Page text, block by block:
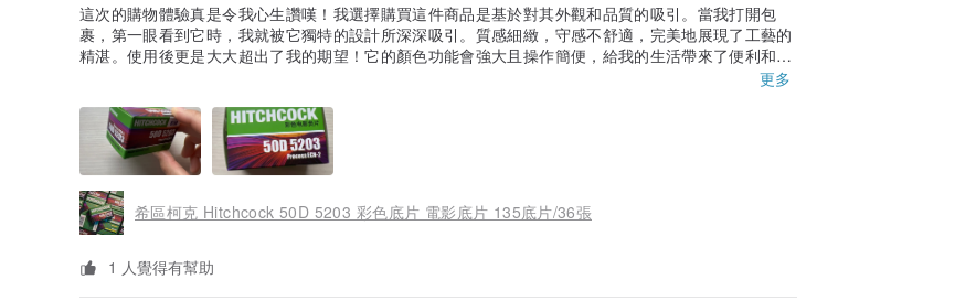
這次的購物體驗真是令我心生讚嘆！我選擇購買這件商品是基於對其外觀和品質的吸引。當我打開包
裹，第一眼看到它時，我就被它獨特的設計所深深吸引。質感細緻，守感不舒適，完美地展現了工藝的
精湛。使用後更是大大超出了我的期望！它的顏色功能會強大且操作簡便，給我的生活帶來了便利和樂
趣。不僅如此，商家的服務也十分出色，迅速處理了我的訂單，並確保了安全的運送。我對這次的購物
更多
希區柯克 Hitchcock 50D 5203 彩色底片 電影底片 135底片/36張
1 人覺得有幫助